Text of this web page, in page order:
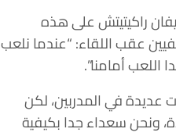
راكيتيتش على هذه
عقب اللقاء: “عندما نلعب
أمامنا”.
عديدة في المدربين، لكن
ونحن سعداء جدا بكيفية